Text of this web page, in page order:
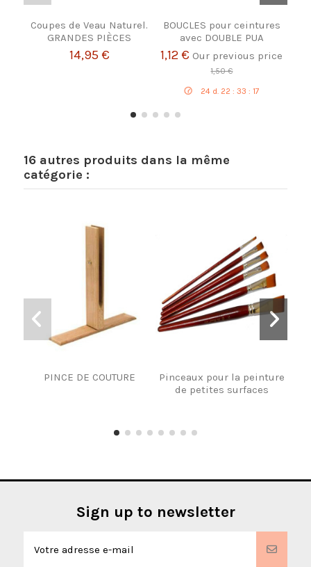
Coupes de Veau Naturel.
GRANDES PIÈCES
14,95 €
BOUCLES pour ceintures
avec DOUBLE PUA
1,12 € Our previous price
1,50 €
24d. 22: 33: 16
16 autres produits dans la même
catégorie :
PINCE DE COUTURE
Pinceaux pour la peinture
de petites surfaces
Sign up to newsletter